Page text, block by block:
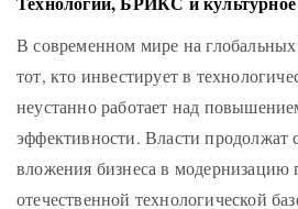
В современном мире на
тот, кто инвестирует в
неустанно работает над
эффективности. Власти продолжат
вложения бизнеса в модернизацию
отечественной технологической